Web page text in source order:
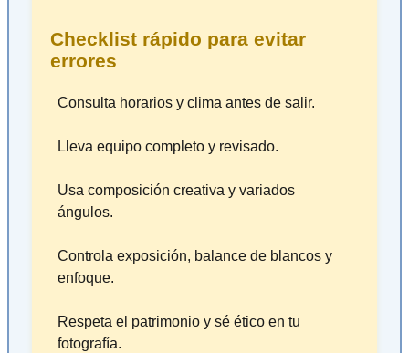
Checklist rápido para evitar
errores
Consulta horarios y clima antes de salir.
Lleva equipo completo y revisado.
Usa composición creativa y variados
ángulos.
Controla exposición, balance de blancos y
enfoque.
Respeta el patrimonio y sé ético en tu
fotografía.